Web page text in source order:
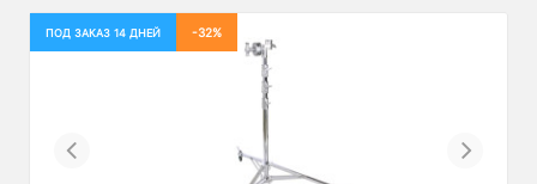
ПОД ЗАКАЗ 14 ДНЕЙ -32%
Previous Next